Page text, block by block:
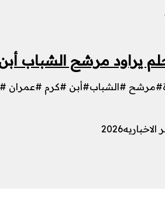
مرشح الشباب أبن كرم
#الشباب#أبن #كرم #عمران